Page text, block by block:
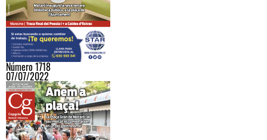
Número 1718
07/07/2022